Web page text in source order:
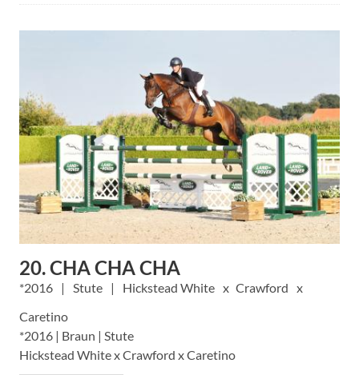
20. CHA CHA CHA
2016 Stute Hickstead White
Crawford
Caretino
*2016 | Braun | Stute
Hickstead White x Crawford x Caretino